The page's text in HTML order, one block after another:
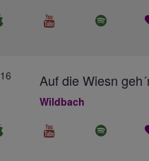
16 Auf die Wiesn
Wildbach